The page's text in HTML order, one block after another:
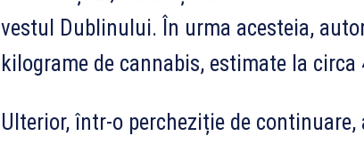
vestul Dublinului. În urma acesteia,
kilograme de cannabis, estimate la circa
Ulterior, într-o percheziție de